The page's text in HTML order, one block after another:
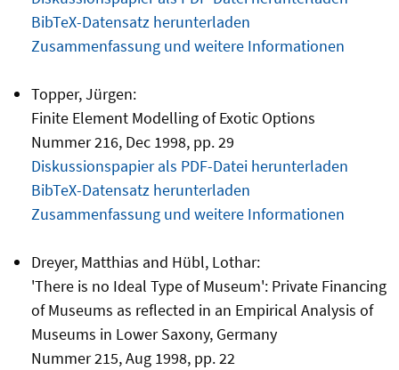
BibTeX-Datensatz herunterladen
Zusammenfassung und weitere Informationen
Topper, Jürgen:
Finite Element Modelling of Exotic Options
Nummer 216, Dec 1998, pp. 29
Diskussionspapier als PDF-Datei herunterladen
BibTeX-Datensatz herunterladen
Zusammenfassung und weitere Informationen
Dreyer, Matthias and Hübl, Lothar:
'There is no Ideal Type of Museum': Private Financing
of Museums as reflected in an Empirical Analysis of
Museums in Lower Saxony, Germany
Nummer 215, Aug 1998, pp. 22